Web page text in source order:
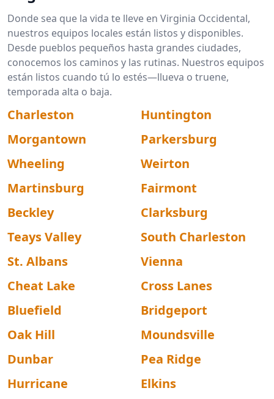
Donde sea que la vida te lleve en Virginia Occidental,
nuestros equipos locales están listos y disponibles.
Desde pueblos pequeños hasta grandes ciudades,
conocemos los caminos y las rutinas. Nuestros equipos
están listos cuando tú lo estés—llueva o truene,
temporada alta o baja.
Charleston
Huntington
Morgantown
Parkersburg
Wheeling
Weirton
Martinsburg
Fairmont
Beckley
Clarksburg
Teays Valley
South Charleston
St. Albans
Vienna
Cheat Lake
Cross Lanes
Bluefield
Bridgeport
Oak Hill
Moundsville
Dunbar
Pea Ridge
Hurricane
Elkins